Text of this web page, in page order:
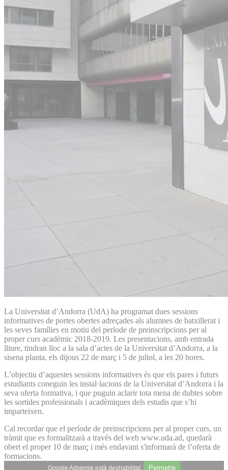
La Universitat d’Andorra (UdA) ha programat dues sessions
informatives de portes obertes adreçades als alumnes de batxillerat i
les seves famílies en motiu del període de preinscripcions per al
proper curs acadèmic 2018-2019. Les presentacions, amb entrada
lliure, tindran lloc a la sala d’actes de la Universitat d’Andorra, a la
sisena planta, els dijous 22 de març i 5 de juliol, a les 20 hores.
L’objectiu d’aquestes sessions informatives és que els pares i futurs
estudiants coneguin les instal·lacions de la Universitat d’Andorra i la
seva oferta formativa, i que puguin aclarir tota mena de dubtes sobre
les sortides professionals i acadèmiques dels estudis que s’hi
imparteixen.
Cal recordar que el període de preinscripcions per al proper curs, un
tràmit que es formalitzarà a través del web www.uda.ad, quedarà
obert el proper 10 de març i més endavant s'informarà de l’oferta de
formacions.
Google Adsense està deshabilitat. Permetre